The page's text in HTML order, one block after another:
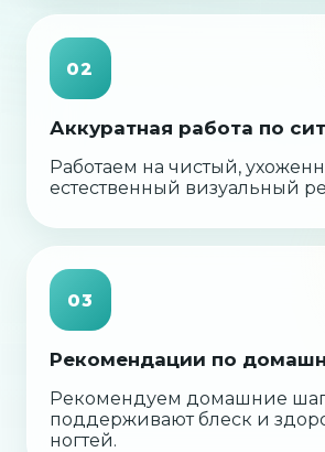
02
Аккуратная работа по
Работаем на чистый,
естественный визуальный
03
Рекомендации по
Рекомендуем домашние
поддерживают блеск и
ногтей.